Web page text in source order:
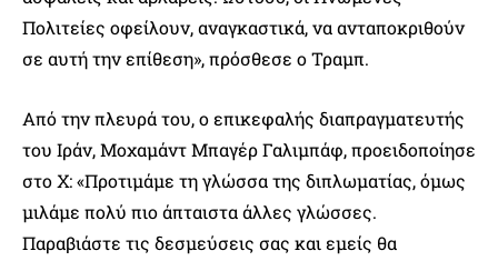
Πολιτείες οφείλουν, αναγκαστικά, να ανταποκριθούν
σε αυτή την επίθεση», πρόσθεσε ο Τραμπ.
Από την πλευρά του, ο επικεφαλής διαπραγματευτής
του Ιράν, Μοχαμάντ Μπαγέρ Γαλιμπάφ, προειδοποίησε
στο Χ: «Προτιμάμε τη γλώσσα της διπλωματίας, όμως
μιλάμε πολύ πιο άπταιστα άλλες γλώσσες.
Παραβιάστε τις δεσμεύσεις σας και εμείς θα